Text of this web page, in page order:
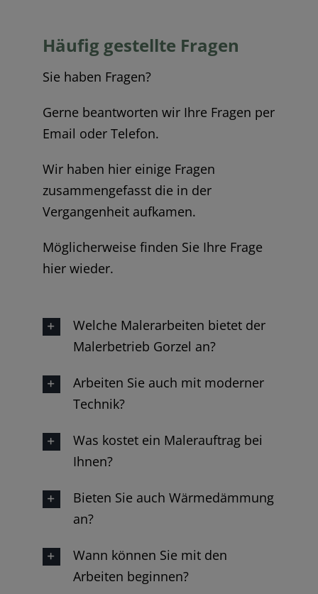
Häufig gestellte Fragen
Sie haben Fragen?
Gerne beantworten wir Ihre Fragen per
Email oder Telefon.
Wir haben hier einige Fragen
zusammengefasst die in der
Vergangenheit aufkamen.
Möglicherweise finden Sie Ihre Frage
hier wieder.
Welche Malerarbeiten bietet der
Malerbetrieb Gorzel an?
Arbeiten Sie auch mit moderner
Technik?
Was kostet ein Malerauftrag bei
Ihnen?
Bieten Sie auch Wärmedämmung
an?
Wann können Sie mit den
Arbeiten beginnen?